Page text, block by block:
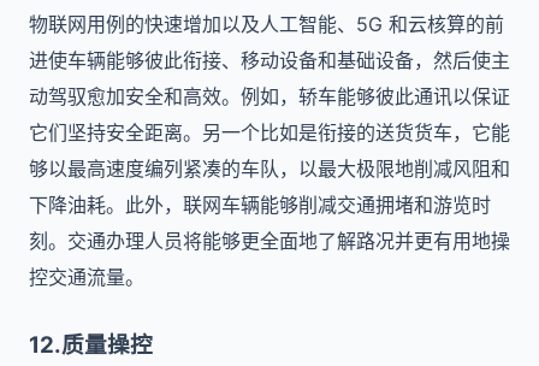
物联网用例的快速增加以及人工智能、5G 和云核算的前
进使车辆能够彼此衔接、移动设备和基础设备，然后使主
动驾驭愈加安全和高效。例如，轿车能够彼此通讯以保证
它们坚持安全距离。另一个比如是衔接的送货货车，它能
够以最高速度编列紧凑的车队，以最大极限地削减风阻和
下降油耗。此外，联网车辆能够削减交通拥堵和游览时
刻。交通办理人员将能够更全面地了解路况并更有用地操
控交通流量。
12.质量操控